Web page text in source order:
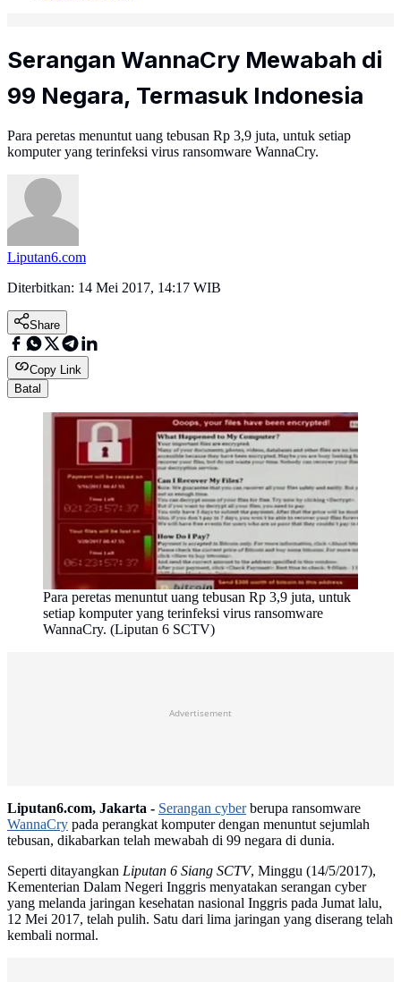
Serangan WannaCry Mewabah di
99 Negara, Termasuk Indonesia
Para peretas menuntut uang tebusan Rp 3,9 juta, untuk setiap
komputer yang terinfeksi virus ransomware WannaCry.
Liputan6.com
Diterbitkan: 14 Mei 2017, 14:17 WIB
Share
Copy Link
Batal
Para peretas menuntut uang tebusan Rp 3,9 juta, untuk
setiap komputer yang terinfeksi virus ransomware
WannaCry. (Liputan 6 SCTV)
Advertisement
Liputan6.com, Jakarta - Serangan cyberberupa ransomware
WannaCry pada perangkat komputer dengan menuntut sejumlah
tebusan, dikabarkan telah mewabah di 99 negara di dunia.
Seperti ditayangkan Liputan 6 Siang SCTV, Minggu (14/5/2017),
Kementerian Dalam Negeri Inggris menyatakan serangan cyber
yang melanda jaringan kesehatan nasional Inggris pada Jumat lalu,
12 Mei 2017, telah pulih. Satu dari lima jaringan yang diserang telah
kembali normal.